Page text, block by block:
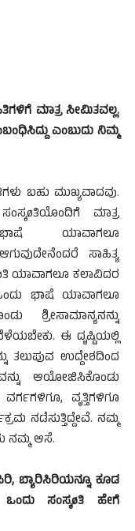
ಮಾತ್ರ ಸೀಮಿತವಲ್ಲ.
ಎಂಬುದು ನಿಮ್ಮ
ಬಹು ಮುಖ್ಯವಾದವು.
ಮಾತ್ರ
ಯಾವಾಗಲೂ
ಸಾಹಿತ್ಯ
ಯಾವಾಗಲೂ ಕಲಾವಿದರ
ಭಾಷೆ ಯಾವಾಗಲೂ
ಶ್ರೀಸಾಮಾನ್ಯನನ್ನು
ಈ ದೃಷ್ಟಿಯಲ್ಲಿ
ತಲುಪುವ ಉದ್ದೇಶದಿಂದ
ಆಯೋಜಿಸಿಕೊಂಡು
ವೃತ್ತಿಗಳಿಗೂ
ನಡೆಸುತ್ತಿದ್ದೇವೆ. ನಮ್ಮ
ನಮ್ಮ ಆಸೆ.
ಬ್ಯಾರಿಸಿರಿಯನ್ನೂ ಕೂಡ
ಸಂಸ್ಕøತಿ ಹೇಗೆ